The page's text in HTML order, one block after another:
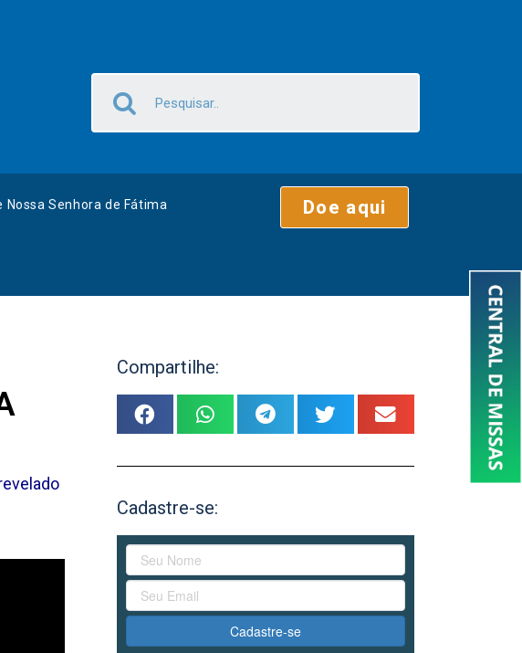
Nossa Senhora de Fátima Doe aqui
Compartilhe:
Cadastre-se:
Cadastre-se